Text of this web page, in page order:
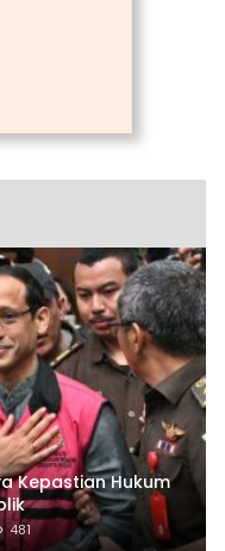
Kepastian Hukum
481